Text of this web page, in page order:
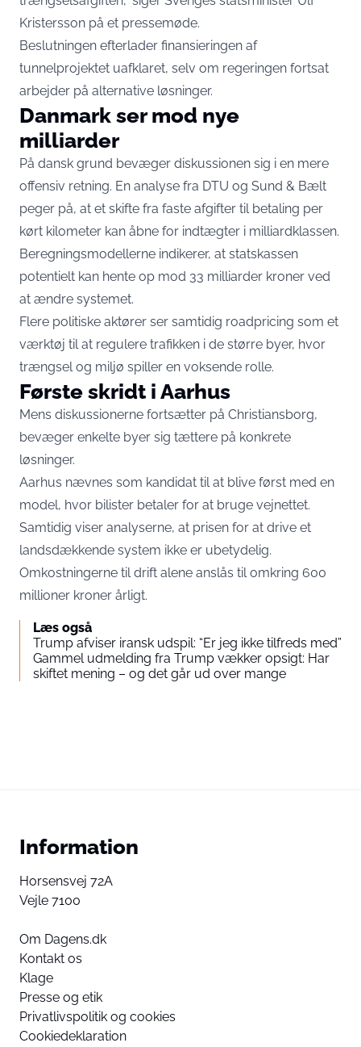
Kristersson på et pressemøde.
Beslutningen efterlader finansieringen af
tunnelprojektet uafklaret, selv om regeringen fortsat
arbejder på alternative løsninger.
Danmark ser mod nye
milliarder
På dansk grund bevæger diskussionen sig i en mere
offensiv retning. En analyse fra DTU og Sund & Bælt
peger på, at et skifte fra faste afgifter til betaling per
kørt kilometer kan åbne for indtægter i milliardklassen.
Beregningsmodellerne indikerer, at statskassen
potentielt kan hente op mod 33 milliarder kroner ved
at ændre systemet.
Flere politiske aktører ser samtidig roadpricing som et
værktøj til at regulere trafikken i de større byer, hvor
trængsel og miljø spiller en voksende rolle.
Første skridt i Aarhus
Mens diskussionerne fortsætter på Christiansborg,
bevæger enkelte byer sig tættere på konkrete
løsninger.
Aarhus nævnes som kandidat til at blive først med en
model, hvor bilister betaler for at bruge vejnettet.
Samtidig viser analyserne, at prisen for at drive et
landsdækkende system ikke er ubetydelig.
Omkostningerne til drift alene anslås til omkring 600
millioner kroner årligt.
Læs også
Trump afviser iransk udspil: “Er jeg ikke tilfreds med”
Gammel udmelding fra Trump vækker opsigt: Har
skiftet mening – og det går ud over mange
Information
Horsensvej 72A
Vejle 7100
Om Dagens.dk
Kontakt os
Klage
Presse og etik
Privatlivspolitik og cookies
Cookiedeklaration